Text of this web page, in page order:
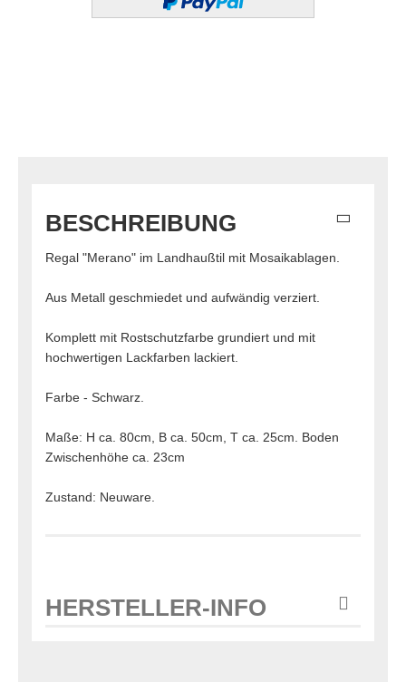
BESCHREIBUNG
Regal "Merano" im Landhaußtil mit Mosaikablagen.
Aus Metall geschmiedet und aufwändig verziert.
Komplett mit Rostschutzfarbe grundiert und mit
hochwertigen Lackfarben lackiert.
Farbe - Schwarz.
Maße: H ca. 80cm, B ca. 50cm, T ca. 25cm. Boden
Zwischenhöhe ca. 23cm
Zustand: Neuware.
HERSTELLER-INFO